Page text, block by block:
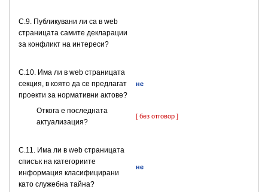
C.9. Публикувани ли са в web
страницата самите декларации
за конфликт на интереси?
C.10. Има ли в web страницата
секция, в която да се предлагат
проекти за нормативни актове?
не
Откога е последната
актуализация?
[ без отговор ]
C.11. Има ли в web страницата
списък на категориите
информация класифицирани
като служебна тайна?
не